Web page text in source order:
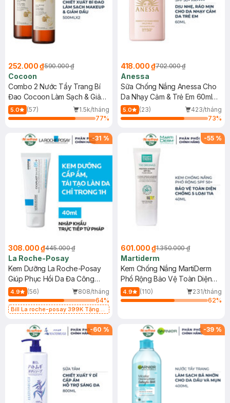
252.000 ₫590.000 ₫
Cocoon
Combo 2 Nước Tẩy Trang Bí
Đao Cocoon Làm Sạch & Giảm
Dầu 500ml
5.0 (57)
1.5k/tháng
77%
418.000 ₫702.000 ₫
Anessa
Sữa Chống Nắng Anessa Cho
Da Nhạy Cảm & Trẻ Em 60ml
(Mới)
5.0 (23)
423/tháng
73%
-31 %
308.000 ₫445.000 ₫
La Roche-Posay
Kem Dưỡng La Roche-Posay
Giúp Phục Hồi Da Đa Công
Dụng 40ml
4.9 (56)
808/tháng
64%
Bill La roche-posay 399K Tặng
(SL có hạn)
-55 %
601.000 ₫1.350.000 ₫
Martiderm
Kem Chống Nắng MartiDerm
Phổ Rộng Bảo Vệ Toàn Diện
40ml
4.9 (110)
231/tháng
62%
-60 % -39 %